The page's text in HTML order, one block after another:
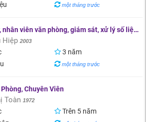
một tháng trước
viên văn phòng, giám sát, xử lý số liệu, chăm sóc khách hàng
Hiệp 2003
3 năm
một tháng trước
Chuyên Viên
Toàn 1972
Trên 5 năm